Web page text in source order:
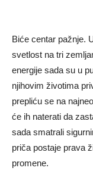
Biće centar pažnje.
svetlost na tri
energije sada su u
njihovim životima
prepliću se na
će ih naterati da
sada smatrali
priča postaje prava
promene.